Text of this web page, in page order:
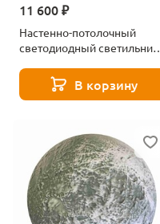
11 600 ₽
Настенно-потолочный
светодиодный светильник
Acrylica FA7723В корзину